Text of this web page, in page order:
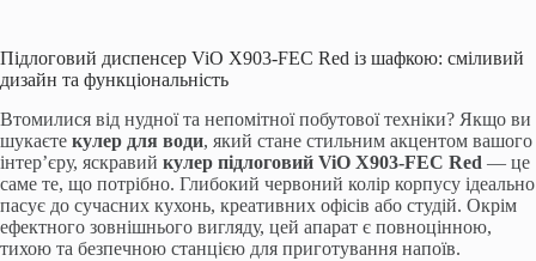
Підлоговий диспенсер ViO X903-FEC Red із шафкою: сміливий
дизайн та функціональність
Втомилися від нудної та непомітної побутової техніки? Якщо ви
шукаєте кулер для води, який стане стильним акцентом вашого
інтер’єру, яскравий кулер підлоговий ViO X903-FEC Red — це
саме те, що потрібно. Глибокий червоний колір корпусу ідеально
пасує до сучасних кухонь, креативних офісів або студій. Окрім
ефектного зовнішнього вигляду, цей апарат є повноцінною,
тихою та безпечною станцією для приготування напоїв.